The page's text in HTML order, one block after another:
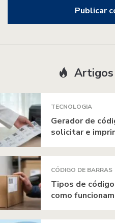
TECNOLOGIA
Gerador de
solicitar e
CÓDIGO DE BARRAS
Tipos de
como